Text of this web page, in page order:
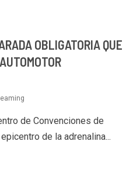
OBLIGATORIA QUE
de Convenciones de
de la adrenalina...